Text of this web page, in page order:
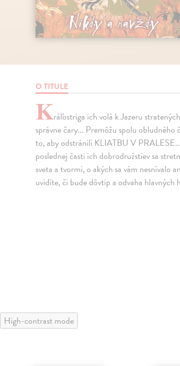
O TITULE
Kráľostriga ich volá k Jazeru
správne čary... Premôžu spolu obludného
to, aby odstránili KLIATBU V
poslednej časti ich dobrodružstiev sa
sveta a tvormi, o akých sa vám nesnívalo
uvidíte, či bude dôvtip a odvaha hlavných
High-contrast mode